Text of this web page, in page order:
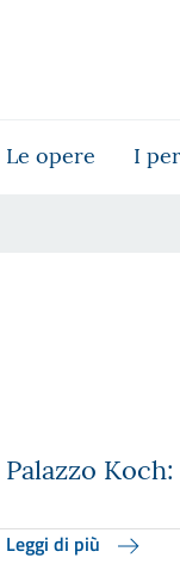
Le opere I
Palazzo
Leggi di più